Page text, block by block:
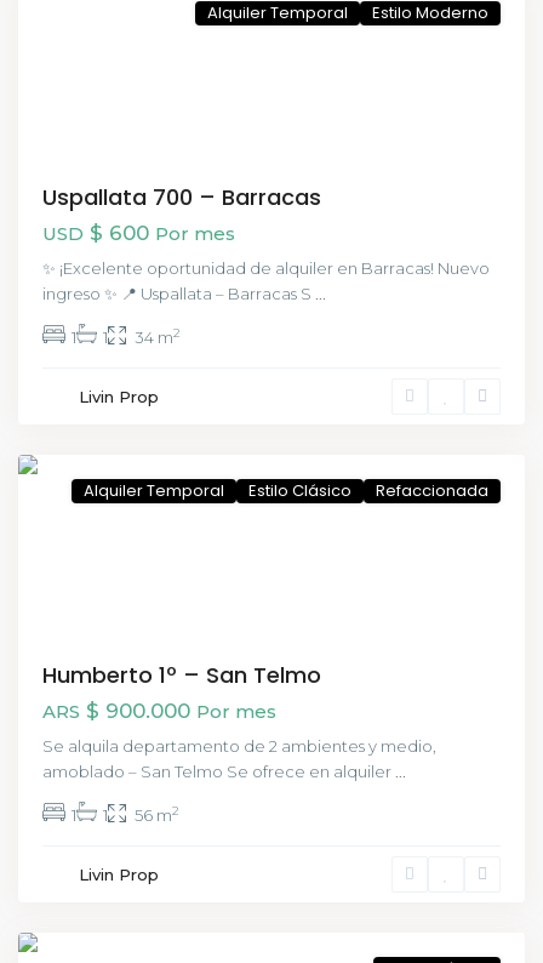
Alquiler Temporal Estilo Moderno
Uspallata 700 – Barracas
USD $ 600 Por mes
✨ ¡Excelente oportunidad de alquiler en Barracas! Nuevo
ingreso ✨ 📍 Uspallata – Barracas S
1 1 34 m2
Livin Prop
Alquiler Temporal Estilo Clásico Refaccionada
Humberto 1º – San Telmo
ARS $ 900.000 Por mes
Se alquila departamento de 2 ambientes y medio,
amoblado – San Telmo Se ofrece en alquiler
1 1 56 m2
Livin Prop